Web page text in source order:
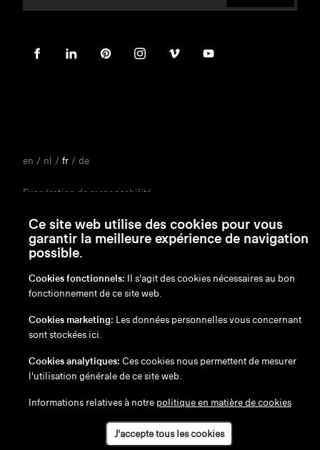
en / nl / fr / de
Exonération de responsabilité
Politique en matière de cookies
Ce site web utilise des cookies pour vous
garantir la meilleure expérience de navigation
possible.
Cookies fonctionnels: Il s'agit des cookies nécessaires au bon
fonctionnement de ce site web.
Cookies marketing: Les données personnelles vous concernant
sont stockées ici.
Cookies analytiques: Ces cookies nous permettent de mesurer
l'utilisation générale de ce site web.
Informations relatives à notre politique en matière de cookies
J'accepte tous les cookies